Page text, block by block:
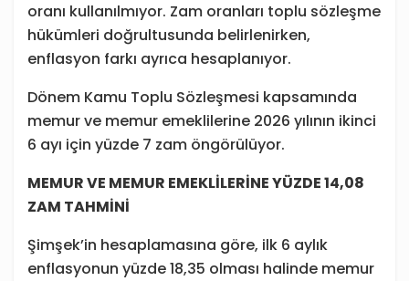
oranı kullanılmıyor. Zam oranları toplu sözleşme
hükümleri doğrultusunda belirlenirken,
enflasyon farkı ayrıca hesaplanıyor.
Dönem Kamu Toplu Sözleşmesi kapsamında
memur ve memur emeklilerine 2026 yılının ikinci
6 ayı için yüzde 7 zam öngörülüyor.
MEMUR VE MEMUR EMEKLİLERİNE YÜZDE 14,08
ZAM TAHMİNİ
Şimşek’in hesaplamasına göre, ilk 6 aylık
enflasyonun yüzde 18,35 olması halinde memur